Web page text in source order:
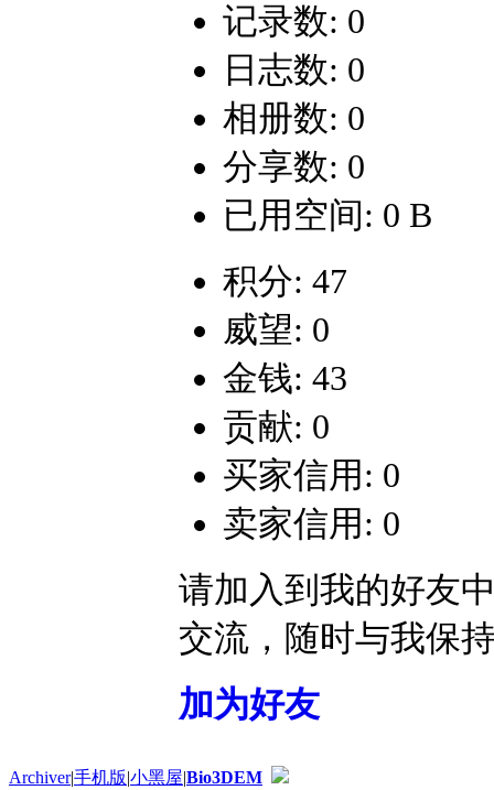
记录数: 0
日志数: 0
相册数: 0
分享数: 0
已用空间: 0 B
积分: 47
威望: 0
金钱: 43
贡献: 0
买家信用: 0
卖家信用: 0
请加入到我的好友
交流，随时与我保
加为好友
Archiver|手机版|小黑屋|Bio3DEM